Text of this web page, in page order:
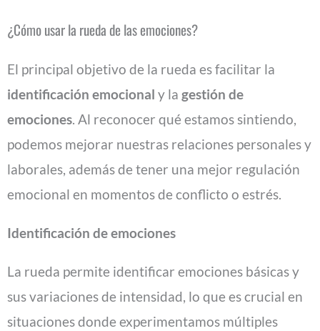
¿Cómo usar la rueda de las emociones?
El principal objetivo de la rueda es facilitar la
identificación emocional y la gestión de
emociones. Al reconocer qué estamos sintiendo,
podemos mejorar nuestras relaciones personales y
laborales, además de tener una mejor regulación
emocional en momentos de conflicto o estrés.
Identificación de emociones
La rueda permite identificar emociones básicas y
sus variaciones de intensidad, lo que es crucial en
situaciones donde experimentamos múltiples